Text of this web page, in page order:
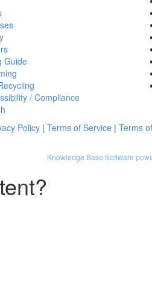
Guide
/ Compliance
Policy| Terms of Service| Terms
Knowledge Base Software